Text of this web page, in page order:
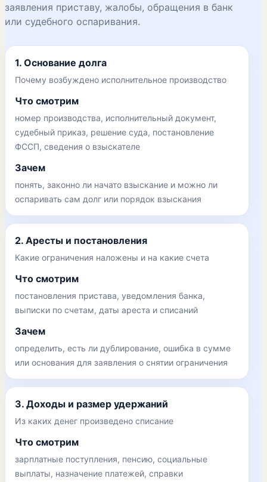
заявления приставу, жалобы, обращения в банк
или судебного оспаривания.
1. Основание долга
Почему возбуждено исполнительное производство
Что смотрим
номер производства, исполнительный документ,
судебный приказ, решение суда, постановление
ФССП, сведения о взыскателе
Зачем
понять, законно ли начато взыскание и можно ли
оспаривать сам долг или порядок взыскания
2. Аресты и постановления
Какие ограничения наложены и на какие счета
Что смотрим
постановления пристава, уведомления банка,
выписки по счетам, даты ареста и списаний
Зачем
определить, есть ли дублирование, ошибка в сумме
или основания для заявления о снятии ограничения
3. Доходы и размер удержаний
Из каких денег произведено списание
Что смотрим
зарплатные поступления, пенсию, социальные
выплаты, назначение платежей, справки